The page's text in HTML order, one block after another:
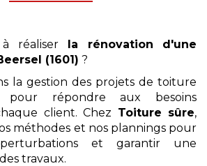
réaliser
la rénovation d'une
(1601) ?
la gestion des projets de toiture
pour répondre aux besoins
client. Chez Toiture sûre,
méthodes et nos plannings pour
et garantir une
travaux.